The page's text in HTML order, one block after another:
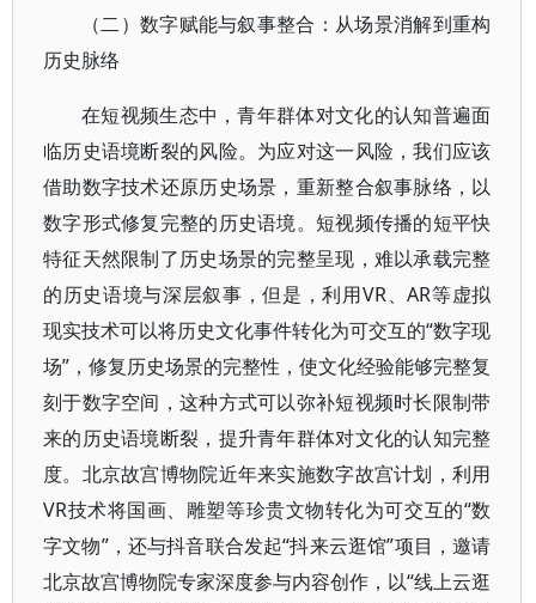
（二）数字赋能与叙事整合：从场景消解到重构
历史脉络
在短视频生态中，青年群体对文化的认知普遍面
临历史语境断裂的风险。为应对这一风险，我们应该
借助数字技术还原历史场景，重新整合叙事脉络，以
数字形式修复完整的历史语境。短视频传播的短平快
特征天然限制了历史场景的完整呈现，难以承载完整
的历史语境与深层叙事，但是，利用VR、AR等虚拟
现实技术可以将历史文化事件转化为可交互的“数字现
场”，修复历史场景的完整性，使文化经验能够完整复
刻于数字空间，这种方式可以弥补短视频时长限制带
来的历史语境断裂，提升青年群体对文化的认知完整
度。北京故宫博物院近年来实施数字故宫计划，利用
VR技术将国画、雕塑等珍贵文物转化为可交互的“数
字文物”，还与抖音联合发起“抖来云逛馆”项目，邀请
北京故宫博物院专家深度参与内容创作，以“线上云逛